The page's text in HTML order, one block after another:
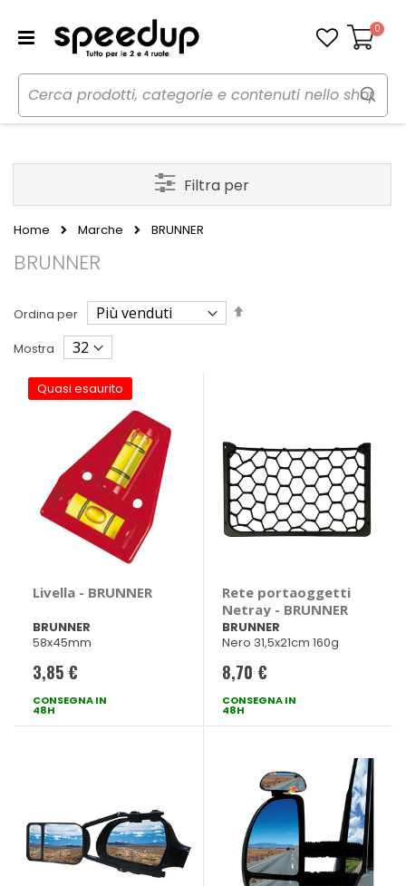
Carrello
0
Home Marche BRUNNER
BRUNNER
Ordina per
Imposta
Mostra
Quasi esaurito
Livella - BRUNNER
BRUNNER
58x45mm
3,85 €
CONSEGNA IN
48H
Rete portaoggetti
Netray - BRUNNER
BRUNNER
Nero 31,5x21cm 160g
8,70 €
CONSEGNA IN
48H
Filtra per